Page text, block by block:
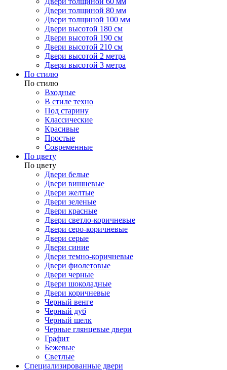
Двери толщиной 80 мм
Двери толщиной 100 мм
Двери высотой 180 см
Двери высотой 190 см
Двери высотой 210 см
Двери высотой 2 метра
Двери высотой 3 метра
По стилю
По стилю
Входные
В стиле техно
Под старину
Классические
Красивые
Простые
Современные
По цвету
По цвету
Двери белые
Двери вишневые
Двери желтые
Двери зеленые
Двери красные
Двери светло-коричневые
Двери серо-коричневые
Двери серые
Двери синие
Двери темно-коричневые
Двери фиолетовые
Двери черные
Двери шоколадные
Двери коричневые
Черный венге
Черный дуб
Черный шелк
Черные глянцевые двери
Графит
Бежевые
Светлые
Специализированные двери